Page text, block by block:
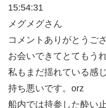
15:54:31
メグメグさん
コメントありがとうご
お会いできてとてもう
私もまだ揺れている感
持ち悪いです。orz
船内では持参した酔い